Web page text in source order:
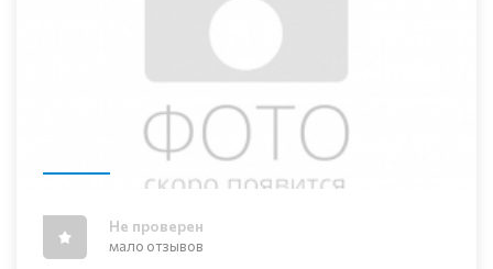
Не проверен
мало отзывов